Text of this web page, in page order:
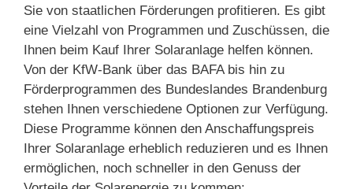
Sie von staatlichen Förderungen profitieren. Es gibt
eine Vielzahl von Programmen und Zuschüssen, die
Ihnen beim Kauf Ihrer Solaranlage helfen können.
Von der KfW-Bank über das BAFA bis hin zu
Förderprogrammen des Bundeslandes Brandenburg
stehen Ihnen verschiedene Optionen zur Verfügung.
Diese Programme können den Anschaffungspreis
Ihrer Solaranlage erheblich reduzieren und es Ihnen
ermöglichen, noch schneller in den Genuss der